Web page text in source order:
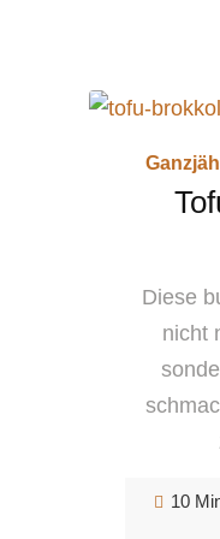
Diese
nicht
10